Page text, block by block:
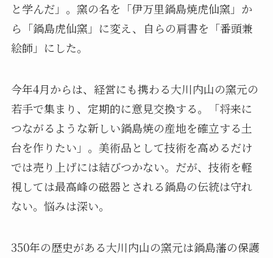
と学んだ」。窯の名を「伊万里鍋島焼虎仙窯」か
ら「鍋島虎仙窯」に変え、自らの肩書を「番頭兼
絵師」にした。
今年4月からは、経営にも携わる大川内山の窯元の
若手で集まり、定期的に意見交換する。「将来に
つながるような新しい鍋島焼の産地を確立する土
台を作りたい」。美術品として技術を高めるだけ
では売り上げには結びつかない。だが、技術を軽
視しては最高峰の磁器とされる鍋島の伝統は守れ
ない。悩みは深い。
350年の歴史がある大川内山の窯元は鍋島藩の保護